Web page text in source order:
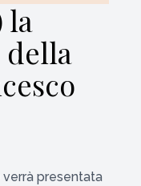
la
della
presentata